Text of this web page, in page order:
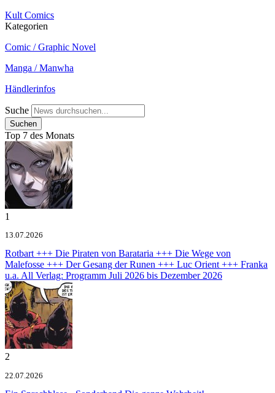
Kult Comics
Kategorien
Comic / Graphic Novel
Manga / Manwha
Händlerinfos
Suche
Top 7 des Monats
1
13.07.2026
Rotbart +++ Die Piraten von Barataria +++ Die Wege von
Malefosse +++ Der Gesang der Runen +++ Luc Orient +++ Franka
u.a. All Verlag: Programm Juli 2026 bis Dezember 2026
2
22.07.2026